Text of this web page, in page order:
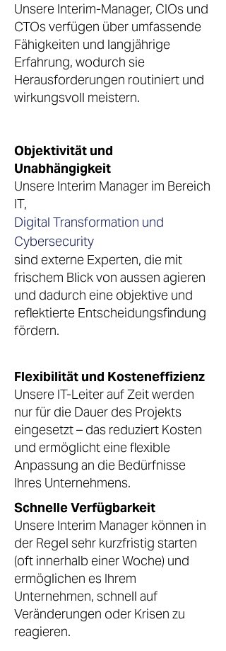
Unsere Interim-Manager, CIOs und
CTOs verfügen über umfassende
Fähigkeiten und langjährige
Erfahrung, wodurch sie
Herausforderungen routiniert und
wirkungsvoll meistern.
Objektivität und
Unabhängigkeit
Unsere Interim Manager im Bereich
IT,
Digital Transformation und
Cybersecurity
sind externe Experten, die mit
frischem Blick von aussen agieren
und dadurch eine objektive und
reflektierte Entscheidungsfindung
fördern.
Flexibilität und Kosteneffizienz
Unsere IT-Leiter auf Zeit werden
nur für die Dauer des Projekts
eingesetzt – das reduziert Kosten
und ermöglicht eine flexible
Anpassung an die Bedürfnisse
Ihres Unternehmens.
Schnelle Verfügbarkeit
Unsere Interim Manager können in
der Regel sehr kurzfristig starten
(oft innerhalb einer Woche) und
ermöglichen es Ihrem
Unternehmen, schnell auf
Veränderungen oder Krisen zu
reagieren.